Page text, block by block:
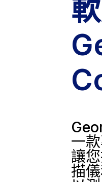
一
讓
描